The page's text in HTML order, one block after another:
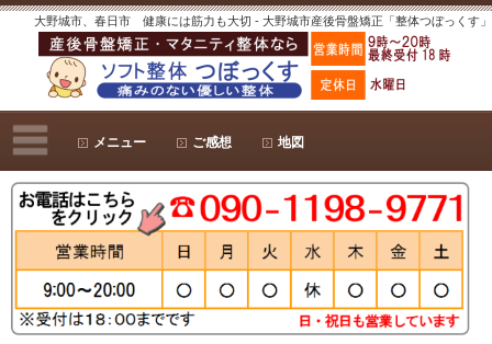
大野城市、春日市 健康には筋力も大切 - 大野城市産後骨盤矯正「整体つぼっくす」
メニュー ご感想 地図